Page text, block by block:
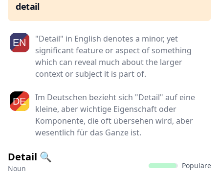
detail
"Detail" in English denotes a minor, yet
significant feature or aspect of something
which can reveal much about the larger
context or subject it is part of.
Im Deutschen bezieht sich "Detail" auf eine
kleine, aber wichtige Eigenschaft oder
Komponente, die oft übersehen wird, aber
wesentlich für das Ganze ist.
Detail 🔍
Noun Populäre